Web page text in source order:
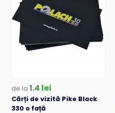
de la 1.4 lei
Cărți de vizită Pike Black
330 o față